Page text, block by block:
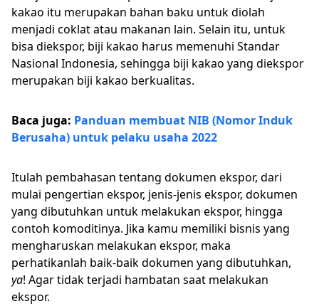
kakao itu merupakan bahan baku untuk diolah
menjadi coklat atau makanan lain. Selain itu, untuk
bisa diekspor, biji kakao harus memenuhi Standar
Nasional Indonesia, sehingga biji kakao yang diekspor
merupakan biji kakao berkualitas.
Baca juga: Panduan membuat NIB (Nomor Induk
Berusaha) untuk pelaku usaha 2022
Itulah pembahasan tentang dokumen ekspor, dari
mulai pengertian ekspor, jenis-jenis ekspor, dokumen
yang dibutuhkan untuk melakukan ekspor, hingga
contoh komoditinya. Jika kamu memiliki bisnis yang
mengharuskan melakukan ekspor, maka
perhatikanlah baik-baik dokumen yang dibutuhkan,
ya! Agar tidak terjadi hambatan saat melakukan
ekspor.